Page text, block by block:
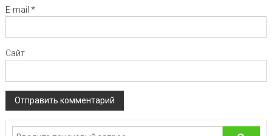
E-mail *
Сайт